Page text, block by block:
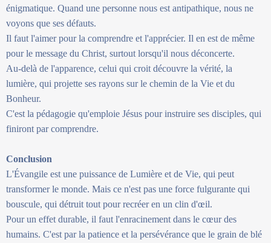
énigmatique. Quand une personne nous est antipathique, nous ne
voyons que ses défauts.
Il faut l'aimer pour la comprendre et l'apprécier. Il en est de même
pour le message du Christ, surtout lorsqu'il nous déconcerte.
Au-delà de l'apparence, celui qui croit découvre la vérité, la
lumière, qui projette ses rayons sur le chemin de la Vie et du
Bonheur.
C'est la pédagogie qu'emploie Jésus pour instruire ses disciples, qui
finiront par comprendre.
Conclusion
L'Évangile est une puissance de Lumière et de Vie, qui peut
transformer le monde. Mais ce n'est pas une force fulgurante qui
bouscule, qui détruit tout pour recréer en un clin d'œil.
Pour un effet durable, il faut l'enracinement dans le cœur des
humains. C'est par la patience et la persévérance que le grain de blé